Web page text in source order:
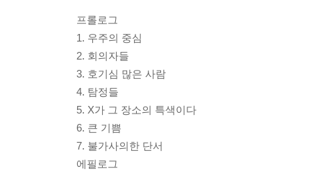
프롤로그
1. 우주의 중심
2. 회의자들
3. 호기심 많은 사람
4. 탐정들
5. X가 그 장소의 특색이다
6. 큰 기쁨
7. 불가사의한 단서
에필로그